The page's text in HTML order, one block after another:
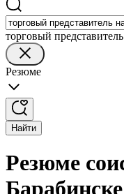
торговый
Резюме
Найти
Резюме
Барабинске